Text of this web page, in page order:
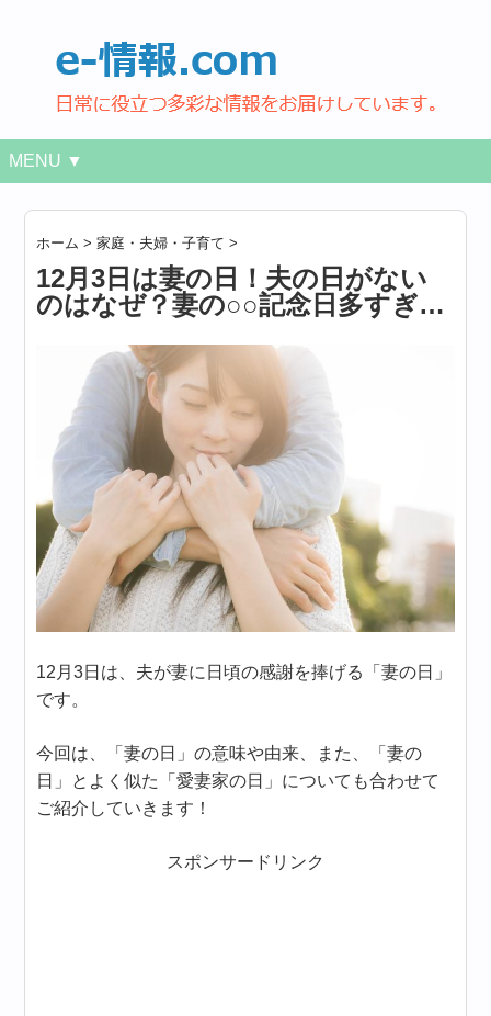
MENU ▼
ホーム >家庭・夫婦・子育て >
12月3日は妻の日！夫の日がない
のはなぜ？妻の○○記念日多すぎ…
12月3日は、夫が妻に日頃の感謝を捧げる「妻の日」
です。
今回は、「妻の日」の意味や由来、また、「妻の
日」とよく似た「愛妻家の日」についても合わせて
ご紹介していきます！
スポンサードリンク